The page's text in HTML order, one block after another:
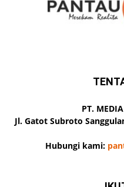
PT.
Jl. Gatot Subroto
Hubungi kami: